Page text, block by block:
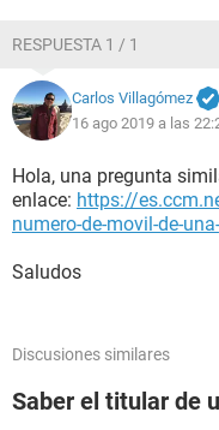
RESPUESTA 1 / 1
Carlos Villagómez
16 ago 2019 a las
Hola, una pregunta
enlace: https://
numero-de-movil-de-
Saludos
Discusiones similares
Saber el titular de